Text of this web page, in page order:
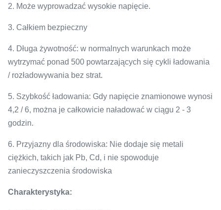
2. Może wyprowadzać wysokie napięcie.
3. Całkiem bezpieczny
4. Długa żywotność: w normalnych warunkach może
wytrzymać ponad 500 powtarzających się cykli ładowania
/ rozładowywania bez strat.
5. Szybkość ładowania: Gdy napięcie znamionowe wynosi
4,2 / 6, można je całkowicie naładować w ciągu 2 - 3
godzin.
6. Przyjazny dla środowiska: Nie dodaje się metali
ciężkich, takich jak Pb, Cd, i nie spowoduje
zanieczyszczenia środowiska
Charakterystyka: